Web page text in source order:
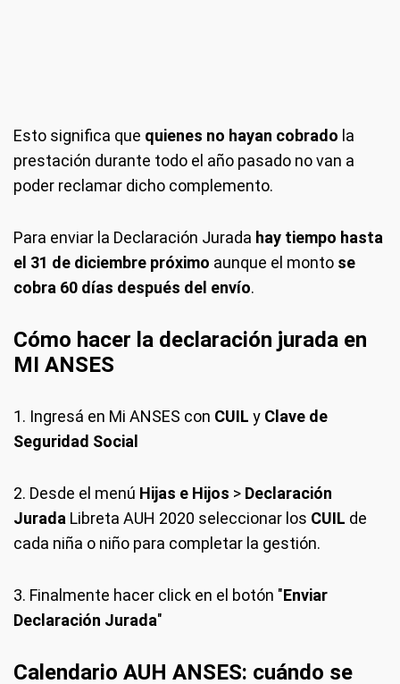
Esto significa que quienes no hayan cobrado la
prestación durante todo el año pasado no van a
poder reclamar dicho complemento.
Para enviar la Declaración Jurada hay tiempo hasta
el 31 de diciembre próximo aunque el monto se
cobra 60 días después del envío.
Cómo hacer la declaración jurada en
MI ANSES
1. Ingresá en Mi ANSES con CUIL y Clave de
Seguridad Social
2. Desde el menú Hijas e Hijos > Declaración
Jurada Libreta AUH 2020 seleccionar los CUIL de
cada niña o niño para completar la gestión.
3. Finalmente hacer click en el botón "Enviar
Declaración Jurada"
Calendario AUH ANSES: cuándo se